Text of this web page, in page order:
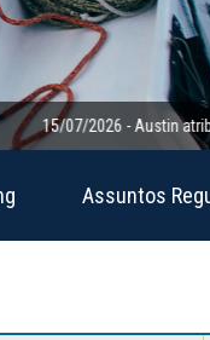
2026 - Austin atribui o
Assuntos